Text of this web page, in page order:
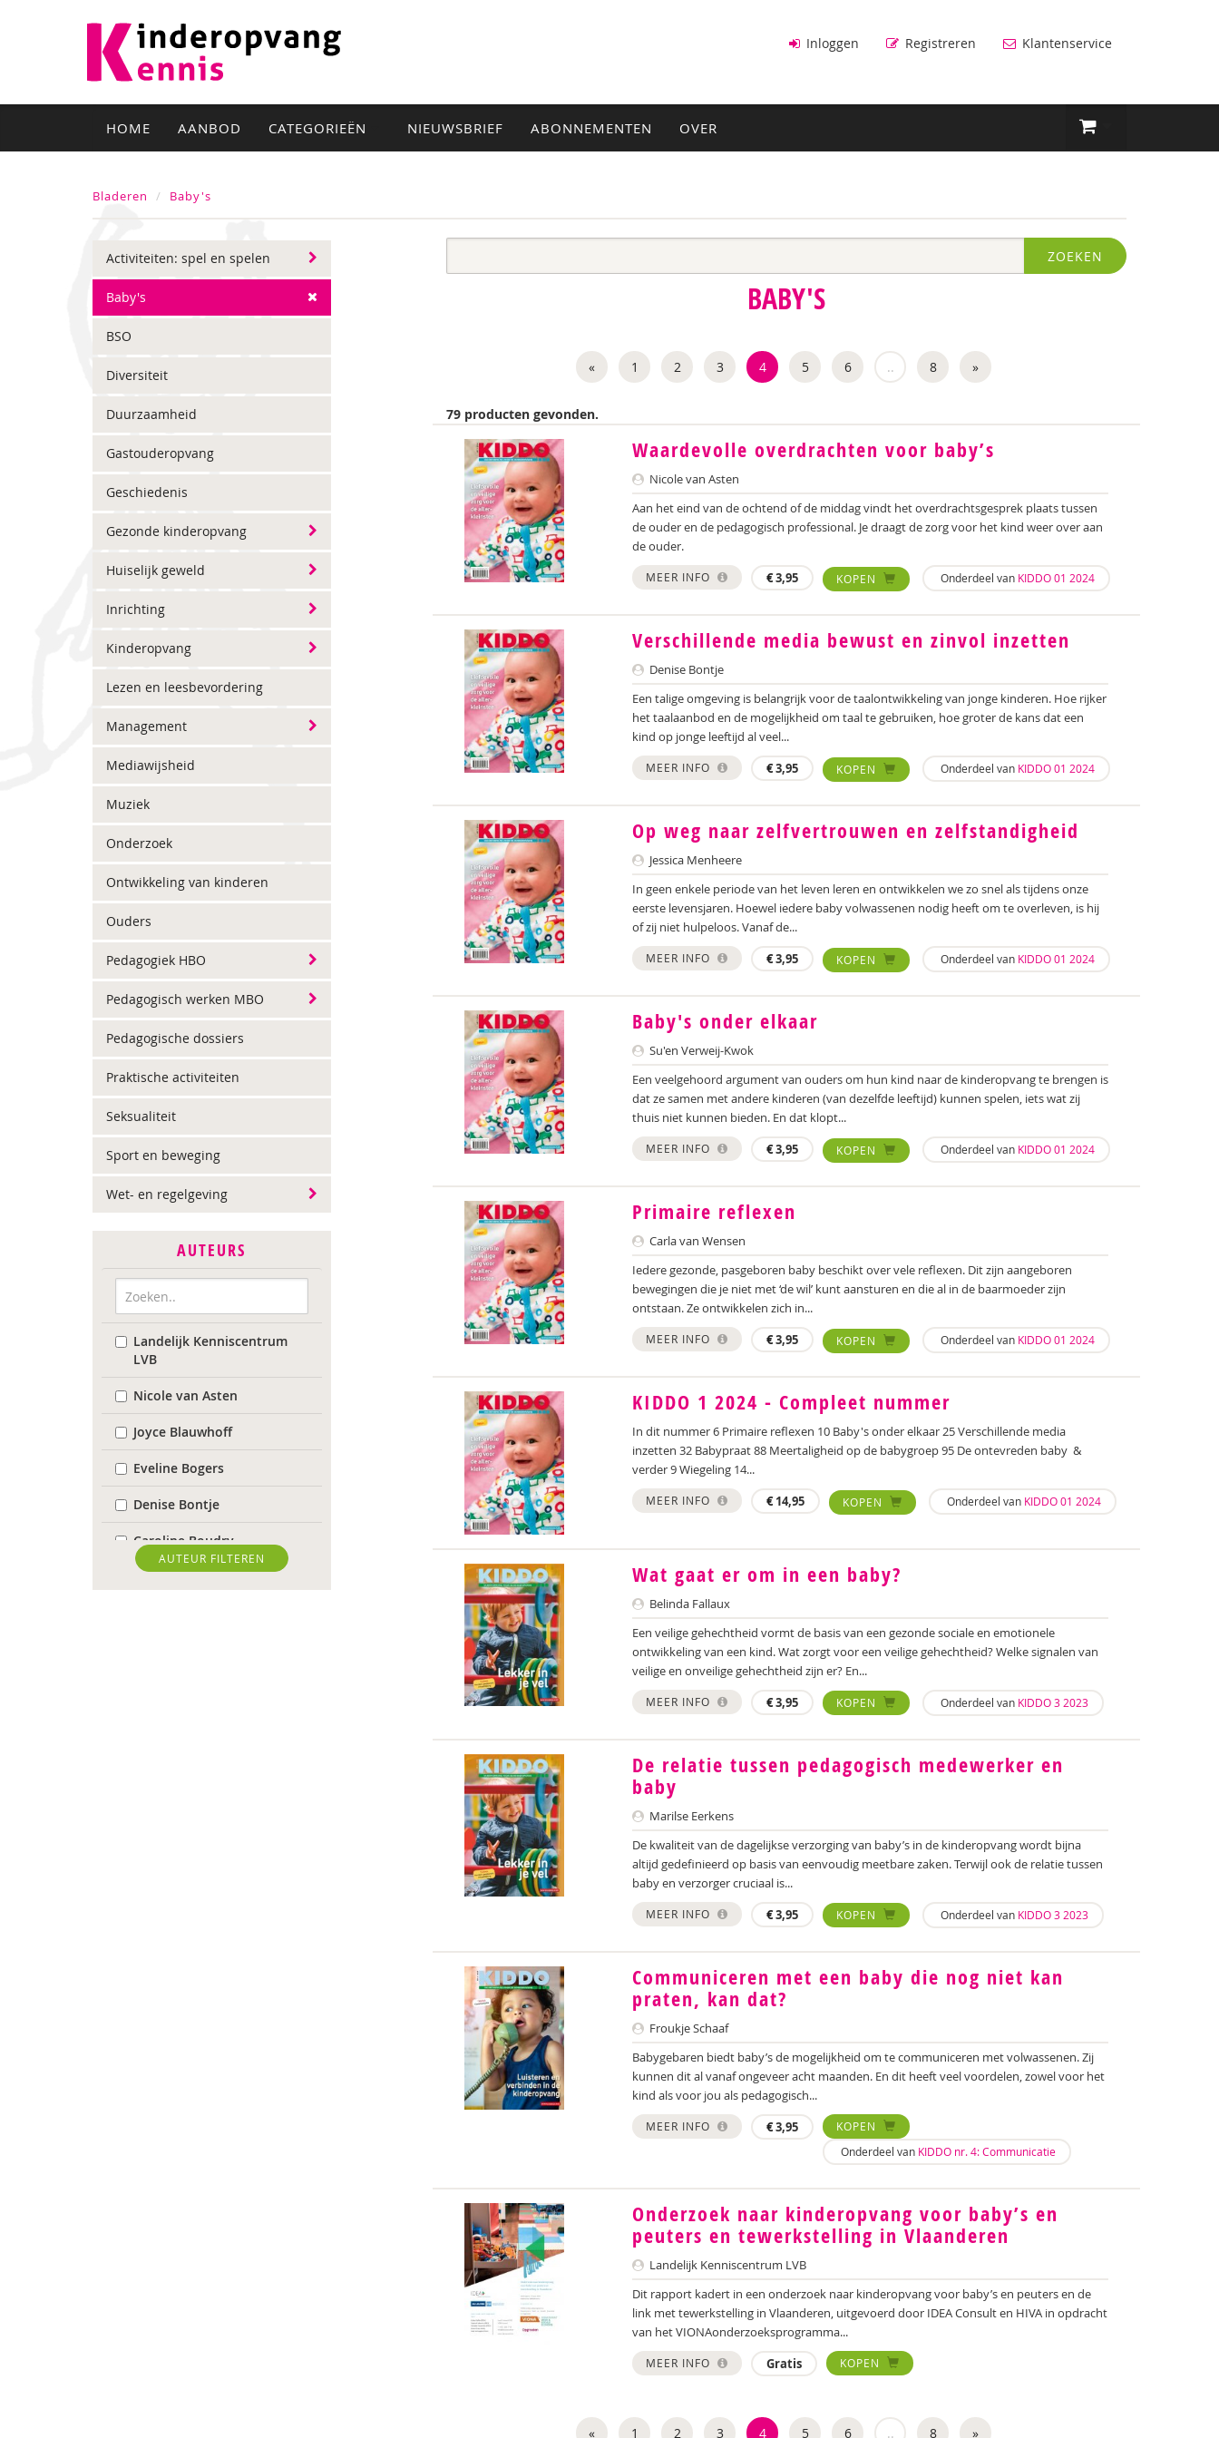
Inloggen Registreren Klantenservice
HOME AANBOD CATEGORIEËN NIEUWSBRIEF ABONNEMENTEN OVER
Bladeren Baby's
Activiteiten: spel en spelen
Baby's
BSO
Diversiteit
Duurzaamheid
Gastouderopvang
Geschiedenis
Gezonde kinderopvang
Huiselijk geweld
Inrichting
Kinderopvang
Lezen en leesbevordering
Management
Mediawijsheid
Muziek
Onderzoek
Ontwikkeling van kinderen
Ouders
Pedagogiek HBO
Pedagogisch werken MBO
Pedagogische dossiers
Praktische activiteiten
Seksualiteit
Sport en beweging
Wet- en regelgeving
AUTEURS
Landelijk Kenniscentrum
LVB
Nicole van Asten
Joyce Blauwhoff
Eveline Bogers
Denise Bontje
Caroline Boudry
Iris Brandsteder
AUTEUR FILTEREN
ZOEKEN
BABY'S
« 1 2 3 4 5 6 .. 8 »
79 producten gevonden.
Waardevolle overdrachten voor baby’s
Nicole van Asten
Aan het eind van de ochtend of de middag vindt het overdrachtsgesprek plaats tussen
de ouder en de pedagogisch professional. Je draagt de zorg voor het kind weer over aan
de ouder.
MEER INFO €3,95 KOPEN Onderdeel van KIDDO 01 2024
Verschillende media bewust en zinvol inzetten
Denise Bontje
Een talige omgeving is belangrijk voor de taalontwikkeling van jonge kinderen. Hoe rijker
het taalaanbod en de mogelijkheid om taal te gebruiken, hoe groter de kans dat een
kind op jonge leeftijd al veel...
MEER INFO €3,95 KOPEN Onderdeel van KIDDO 01 2024
Op weg naar zelfvertrouwen en zelfstandigheid
Jessica Menheere
In geen enkele periode van het leven leren en ontwikkelen we zo snel als tijdens onze
eerste levensjaren. Hoewel iedere baby volwassenen nodig heeft om te overleven, is hij
of zij niet hulpeloos. Vanaf de...
MEER INFO €3,95 KOPEN Onderdeel van KIDDO 01 2024
Baby's onder elkaar
Su'en Verweij-Kwok
Een veelgehoord argument van ouders om hun kind naar de kinderopvang te brengen is
dat ze samen met andere kinderen (van dezelfde leeftijd) kunnen spelen, iets wat zij
thuis niet kunnen bieden. En dat klopt...
MEER INFO €3,95 KOPEN Onderdeel van KIDDO 01 2024
Primaire reflexen
Carla van Wensen
Iedere gezonde, pasgeboren baby beschikt over vele reflexen. Dit zijn aangeboren
bewegingen die je niet met ‘de wil’ kunt aansturen en die al in de baarmoeder zijn
ontstaan. Ze ontwikkelen zich in...
MEER INFO €3,95 KOPEN Onderdeel van KIDDO 01 2024
KIDDO 1 2024 - Compleet nummer
In dit nummer 6 Primaire reflexen 10 Baby's onder elkaar 25 Verschillende media
inzetten 32 Babypraat 88 Meertaligheid op de babygroep 95 De ontevreden baby &
verder 9 Wiegeling 14...
MEER INFO €14,95 KOPEN Onderdeel van KIDDO 01 2024
Wat gaat er om in een baby?
Belinda Fallaux
Een veilige gehechtheid vormt de basis van een gezonde sociale en emotionele
ontwikkeling van een kind. Wat zorgt voor een veilige gehechtheid? Welke signalen van
veilige en onveilige gehechtheid zijn er? En...
MEER INFO €3,95 KOPEN Onderdeel van KIDDO 3 2023
De relatie tussen pedagogisch medewerker en
baby
Marilse Eerkens
De kwaliteit van de dagelijkse verzorging van baby’s in de kinderopvang wordt bijna
altijd gedefinieerd op basis van eenvoudig meetbare zaken. Terwijl ook de relatie tussen
baby en verzorger cruciaal is...
MEER INFO €3,95 KOPEN Onderdeel van KIDDO 3 2023
Communiceren met een baby die nog niet kan
praten, kan dat?
Froukje Schaaf
Babygebaren biedt baby’s de mogelijkheid om te communiceren met volwassenen. Zij
kunnen dit al vanaf ongeveer acht maanden. En dit heeft veel voordelen, zowel voor het
kind als voor jou als pedagogisch...
MEER INFO €3,95
KOPEN
Onderdeel van KIDDO nr. 4: Communicatie
Onderzoek naar kinderopvang voor baby’s en
peuters en tewerkstelling in Vlaanderen
Landelijk Kenniscentrum LVB
Dit rapport kadert in een onderzoek naar kinderopvang voor baby’s en peuters en de
link met tewerkstelling in Vlaanderen, uitgevoerd door IDEA Consult en HIVA in opdracht
van het VIONAonderzoeksprogramma...
MEER INFO Gratis KOPEN
« 1 2 3 4 5 6 .. 8 »